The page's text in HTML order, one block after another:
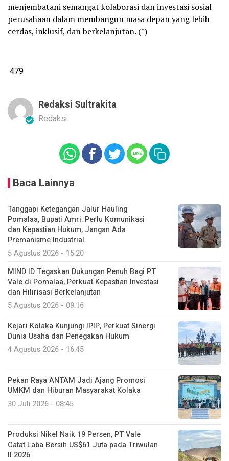
menjembatani semangat kolaborasi dan investasi sosial
perusahaan dalam membangun masa depan yang lebih
cerdas, inklusif, dan berkelanjutan. (*)
479
Redaksi Sultrakita
Redaksi
Baca Lainnya
Tanggapi Ketegangan Jalur Hauling
Pomalaa, Bupati Amri: Perlu Komunikasi
dan Kepastian Hukum, Jangan Ada
Premanisme Industrial
5 Agustus 2026 - 15:20
MIND ID Tegaskan Dukungan Penuh Bagi PT
Vale di Pomalaa, Perkuat Kepastian Investasi
dan Hilirisasi Berkelanjutan
5 Agustus 2026 - 09:16
Kejari Kolaka Kunjungi IPIP, Perkuat Sinergi
Dunia Usaha dan Penegakan Hukum
4 Agustus 2026 - 16:45
Pekan Raya ANTAM Jadi Ajang Promosi
UMKM dan Hiburan Masyarakat Kolaka
30 Juli 2026 - 08:45
Produksi Nikel Naik 19 Persen, PT Vale
Catat Laba Bersih US$61 Juta pada Triwulan
II 2026